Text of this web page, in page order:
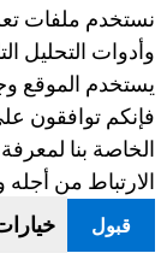
إلى مجلس
يجب توسيع ولاية
الصحراء
عنها في كل من
البوليساريو في
المتحدة مراقبة
preferences
نستخدم ملفات
وأدوات التحليل
يستخدم الموقع
فإنكم توافقون
الخاصة بنا
الارتباط من
قبول